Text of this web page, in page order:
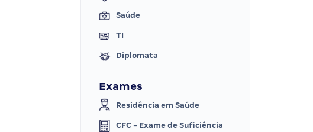
Saúde
TI
Diplomata
Exames
Residência em Saúde
CFC - Exame de Suficiência